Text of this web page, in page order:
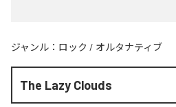
ジャンル： ロック / オルタナティブ
The Lazy Clouds